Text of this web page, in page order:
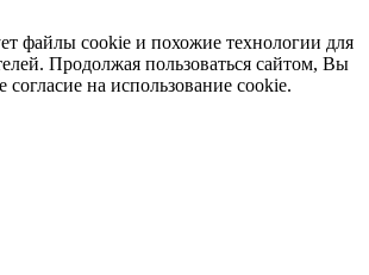
файлы cookie и похожие технологии для
Продолжая пользоваться сайтом, Вы
согласие на использование cookie.